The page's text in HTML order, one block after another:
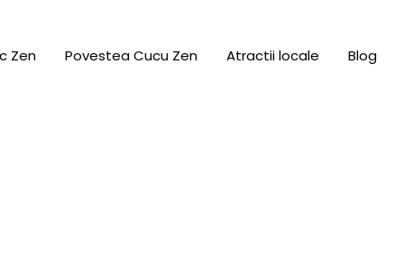
Zen Povestea Cucu Zen Atractii locale Blog